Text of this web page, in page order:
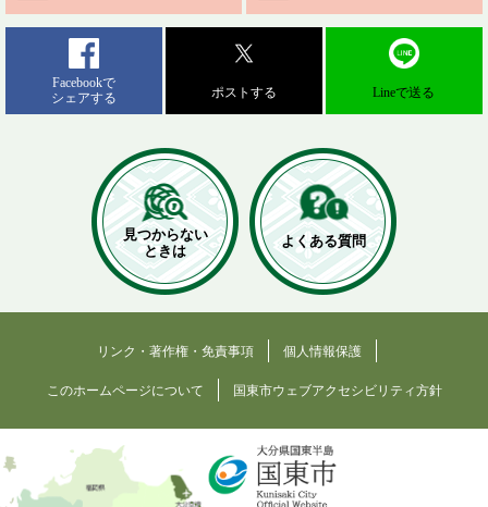
Facebookで
シェアする
ポストする Lineで送る
見つからない
ときは
よくある質問
リンク・著作権・免責事項 個人情報保護
このホームページについて 国東市ウェブアクセシビリティ方針